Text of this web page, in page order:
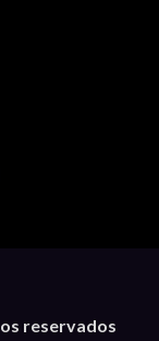
reservados